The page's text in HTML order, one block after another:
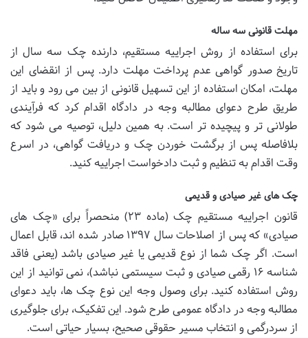
مهلت قانونی سه ساله
برای استفاده از روش اجراییه مستقیم، دارنده چک سه سال از
تاریخ صدور گواهی عدم پرداخت مهلت دارد. پس از انقضای این
مهلت، امکان استفاده از این تسهیل قانونی از بین می رود و باید از
طریق طرح دعوای مطالبه وجه در دادگاه اقدام کرد که فرآیندی
طولانی تر و پیچیده تر است. به همین دلیل، توصیه می شود که
بلافاصله پس از برگشت خوردن چک و دریافت گواهی، در اسرع
وقت اقدام به تنظیم و ثبت دادخواست اجراییه کنید.
چک های غیر صیادی و قدیمی
قانون اجراییه مستقیم چک (ماده ۲۳) منحصراً برای «چک های
صیادی» که پس از اصلاحات سال ۱۳۹۷ صادر شده اند، قابل اعمال
است. اگر چک شما از نوع قدیمی یا غیر صیادی باشد (یعنی فاقد
شناسه ۱۶ رقمی صیادی و ثبت سیستمی نباشد)، نمی توانید از این
روش استفاده کنید. برای وصول وجه این نوع چک ها، باید دعوای
مطالبه وجه در دادگاه عمومی طرح شود. این تفکیک، برای جلوگیری
از سردرگمی و انتخاب مسیر حقوقی صحیح، بسیار حیاتی است.